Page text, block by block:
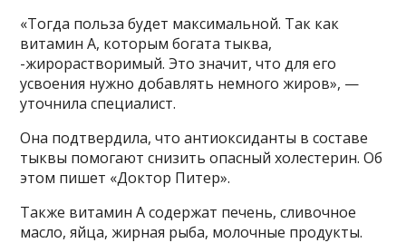
«Тогда польза будет максимальной. Так как
витамин А, которым богата тыква,
-жирорастворимый. Это значит, что для его
усвоения нужно добавлять немного жиров», —
уточнила специалист.
Она подтвердила, что антиоксиданты в составе
тыквы помогают снизить опасный холестерин. Об
этом пишет «Доктор Питер».
Также витамин А содержат печень, сливочное
масло, яйца, жирная рыба, молочные продукты.